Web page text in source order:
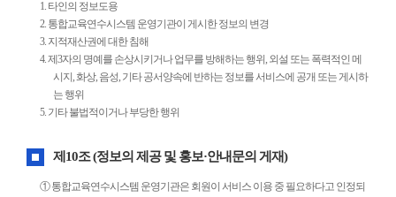
1. 타인의 정보도용
2. 통합교육연수시스템 운영기관이 게시한 정보의 변경
3. 지적재산권에 대한 침해
4. 제3자의 명예를 손상시키거나 업무를 방해하는 행위, 외설 또는 폭력적인 메
시지, 화상, 음성, 기타 공서양속에 반하는 정보를 서비스에 공개 또는 게시하
는 행위
5. 기타 불법적이거나 부당한 행위
제10조 (정보의 제공 및 홍보·안내문의 게재)
① 통합교육연수시스템 운영기관은 회원이 서비스 이용 중 필요하다고 인정되